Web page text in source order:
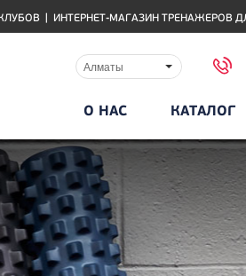
ИНТЕРНЕТ-МАГАЗИН ТРЕНАЖЕРОВ
Алматы
О НАС КАТАЛОГ